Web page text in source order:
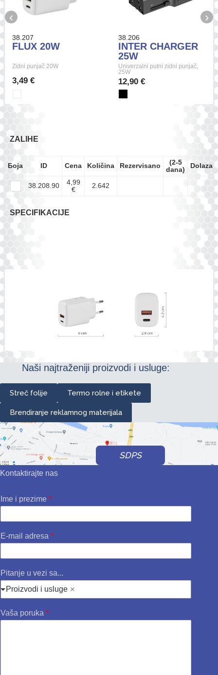
38.207
FLUX 20W
Zidni punjač 20W
3,49 €
38.206
INTER CHARGER
25W
Univerzalni putni zidni punjač,
25W
12,90 €
‹ ›
ZALIHE
Боја ID Cena Količina Rezervisano
(2-5
dana)
Dolazak
38.208.90
4,99
€
2.642
SPECIFIKACIJE
Naši najtraženiji proizvodi i usluge:
Streč folije Termo rolne i etikete
Brendiranje reklamnog materijala
SDPS
Kontaktirajte nas
Ime i prezime *
E-mail adresa *
Pitanje u vezi sa...
Proizvodi i usluge
Vaša poruka *